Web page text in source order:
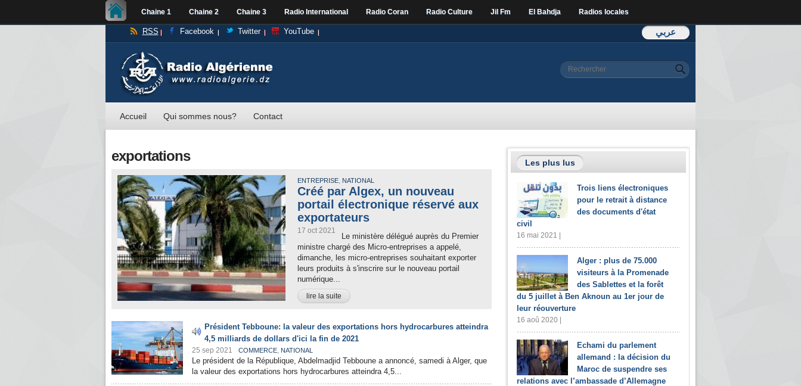
Chaine 1 Chaine 2 Chaine 3 Radio International Radio Coran Radio Culture Jil Fm El Bahdja Radios locales
عربي RSS Facebook Twitter YouTube
Formulaire de
Rechercher
Accueil Qui sommes nous? Contact
exportations
ENTREPRISE, NATIONAL
Créé par Algex, un nouveau
portail électronique réservé aux
exportateurs
17 oct 2021
Le ministère délégué auprès du Premier
ministre chargé des Micro-entreprises a appelé,
dimanche, les micro-entreprises souhaitant exporter
leurs produits à s'inscrire sur le nouveau portail
numérique...
lire la suite
Président Tebboune: la valeur des exportations hors hydrocarbures atteindra
4,5 milliards de dollars d'ici la fin de 2021
25 sep 2021 COMMERCE, NATIONAL
Le président de la République, Abdelmadjid Tebboune a annoncé, samedi à Alger, que
la valeur des exportations hors hydrocarbures atteindra 4,5...
Les plus lus
Trois liens électroniques
pour le retrait à distance
des documents d'état
civil
16 mai 2021 |
Alger : plus de 75.000
visiteurs à la Promenade
des Sablettes et la forêt
du 5 juillet à Ben Aknoun au 1er jour de
leur réouverture
16 aoû 2020 |
Echami du parlement
allemand : la décision du
Maroc de suspendre ses
relations avec l’ambassade d’Allemagne